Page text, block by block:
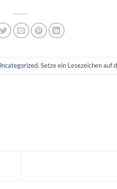
. Setze ein Lesezeichen auf